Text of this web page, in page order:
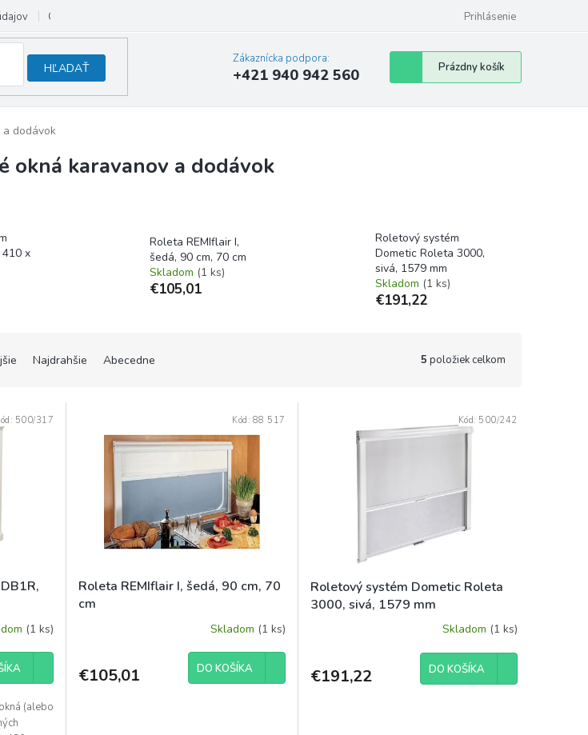
Odstúpenie od zmluvy Prihlásenie
HĽADAŤ
Zákaznícka podpora:
+421 940 942 560
Nákupný
košík
Prázdny košík
dodávok
okná karavanov a dodávok
410 x
Roleta REMIflair I,
šedá, 90 cm, 70 cm
Skladom (1 ks)
€105,01
Roletový systém
Dometic Roleta 3000,
sivá, 1579 mm
Skladom (1 ks)
€191,22
Najdrahšie Abecedne 5 položiek celkom
(1 ks)
(alebo
500/317
Roleta REMIflair I, šedá, 90 cm, 70
cm
Skladom (1 ks)
€105,01 DO KOŠÍKA
Kód: 88 517
Roletový systém Dometic Roleta
3000, sivá, 1579 mm
Skladom (1 ks)
€191,22 DO KOŠÍKA
Kód: 500/242